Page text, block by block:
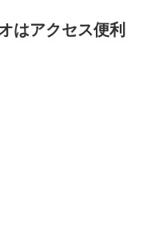
はアクセス便利